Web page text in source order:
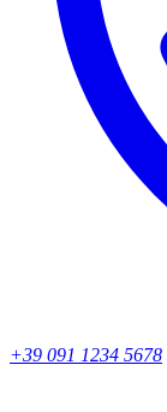
+39 091 1234 5678